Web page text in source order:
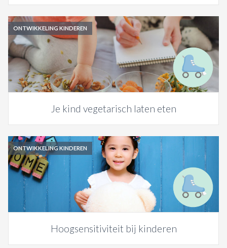
ONTWIKKELING KINDEREN
Je kind vegetarisch laten eten
ONTWIKKELING KINDEREN
Hoogsensitiviteit bij kinderen